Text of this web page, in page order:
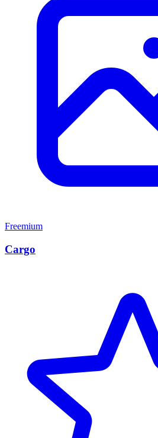
Freemium
Cargo